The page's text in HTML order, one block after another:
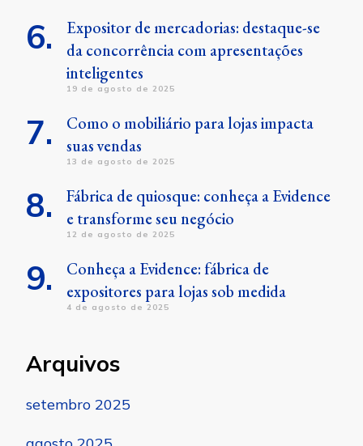
Expositor de mercadorias: destaque-se
da concorrência com apresentações
inteligentes
19 de agosto de 2025
Como o mobiliário para lojas impacta
suas vendas
13 de agosto de 2025
Fábrica de quiosque: conheça a Evidence
e transforme seu negócio
12 de agosto de 2025
Conheça a Evidence: fábrica de
expositores para lojas sob medida
4 de agosto de 2025
Arquivos
setembro 2025